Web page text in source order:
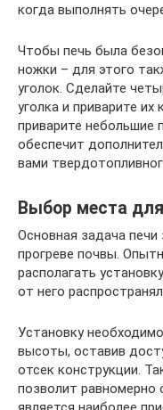
когда выполнять
Чтобы печь была
ножки – для этого
уголок. Сделайте
уголка и приварите их
приварите небольшие
обеспечит
вами
Выбор места
Основная задача
прогреве почвы.
располагать
от него
Установку
высоты, оставив
отсек конструкции.
позволит равномерно